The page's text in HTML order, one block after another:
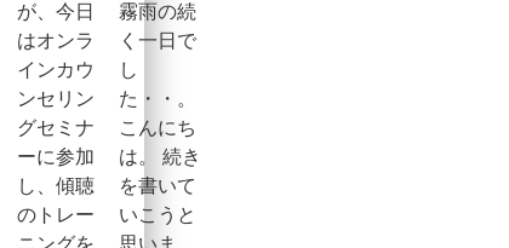
が、今日
はオンラ
インカウ
ンセリン
グセミナ
ーに参加
し、傾聴
のトレー
ニングを
霧雨の続
く一日で
し
た・・。
こんにち
は。 続き
を書いて
いこうと
思いま